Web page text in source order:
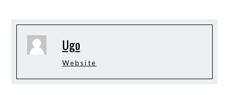
Ugo
Website